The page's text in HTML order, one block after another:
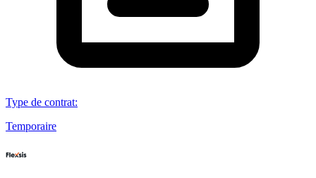
Type de contrat:
Temporaire